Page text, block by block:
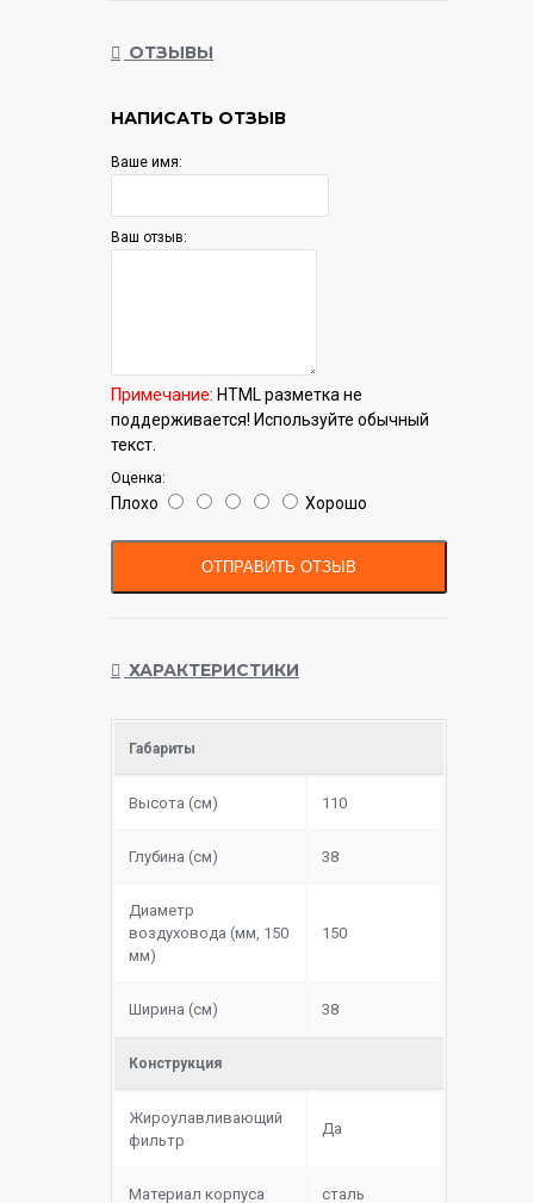
Гарантия:12 мес.
ОТЗЫВЫ
НАПИСАТЬ ОТЗЫВ
Ваше имя:
Ваш отзыв:
Примечание: HTML разметка не
поддерживается! Используйте обычный
текст.
Оценка:
Плохо Хорошо
ОТПРАВИТЬ ОТЗЫВ
ХАРАКТЕРИСТИКИ
Габариты
Высота (см) 110
Глубина (см) 38
Диаметр
воздуховода (мм, 150
мм)
150
Ширина (см) 38
Конструкция
Жироулавливающий
фильтр
Да
Материал корпуса сталь